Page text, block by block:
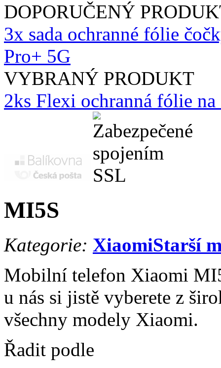
DOPORUČENÝ
3x sada ochranné fólie
Pro+ 5G
VYBRANÝ PRODUKT
2ks Flexi ochranná fólie
MI5S
Kategorie: XiaomiStarší
Mobilní telefon Xiaomi
u nás si jistě vyberete z
všechny modely Xiaomi.
Řadit podle